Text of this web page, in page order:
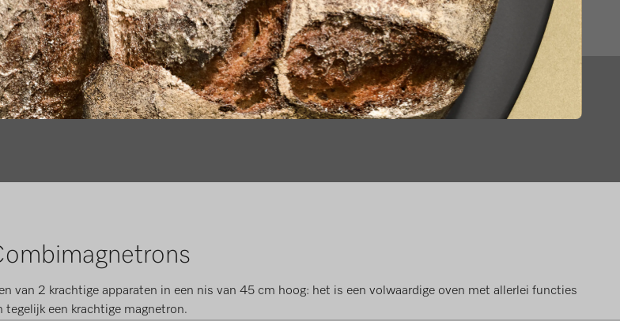
van 2 krachtige apparaten in een nis van 45 cm hoog: het is een volwaardige oven met allerlei functies
tegelijk een krachtige magnetron.